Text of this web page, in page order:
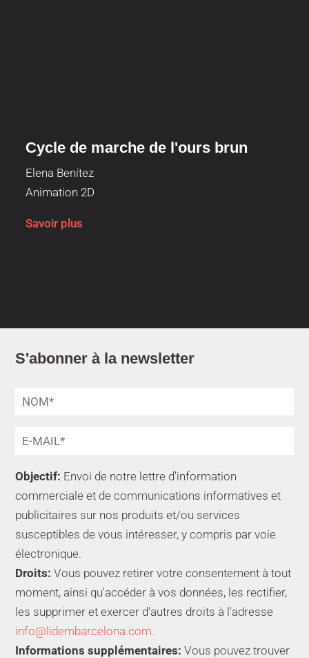
Cycle de marche de l'ours brun
Elena Benítez
Animation 2D
Savoir plus
S'abonner à la newsletter
Objectif: Envoi de notre lettre d'information
commerciale et de communications informatives et
publicitaires sur nos produits et/ou services
susceptibles de vous intéresser, y compris par voie
électronique.
Droits: Vous pouvez retirer votre consentement à tout
moment, ainsi qu'accéder à vos données, les rectifier,
les supprimer et exercer d'autres droits à l'adresse
info@lidembarcelona.com.
Informations supplémentaires: Vous pouvez trouver